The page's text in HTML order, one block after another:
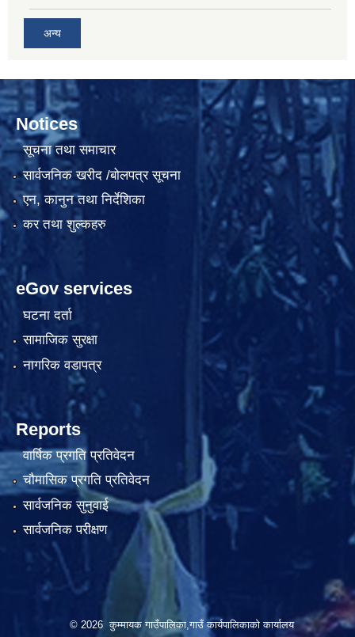
अन्य
Notices
सूचना तथा समाचार
सार्वजनिक खरीद /बोलपत्र सूचना
एन, कानुन तथा निर्देशिका
कर तथा शुल्कहरु
eGov services
घटना दर्ता
सामाजिक सुरक्षा
नागरिक वडापत्र
Reports
वार्षिक प्रगति प्रतिवेदन
चौमासिक प्रगति प्रतिवेदन
सार्वजनिक सुनुवाई
सार्वजनिक परीक्षण
© 2026 कुम्मायक गाउँपालिका,गाउँ कार्यपालिकाको कार्यालय